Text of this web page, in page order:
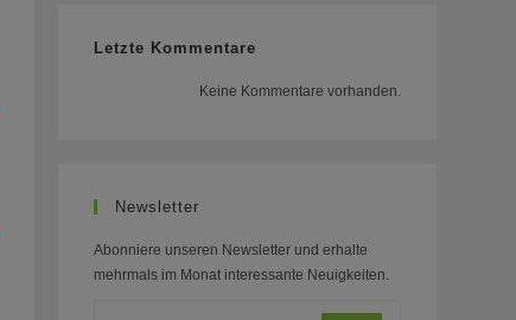
Letzte Kommentare
Keine Kommentare vorhanden.
Newsletter
Abonniere unseren Newsletter und erhalte
mehrmals im Monat interessante Neuigkeiten.